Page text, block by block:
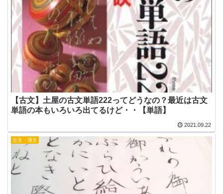
【古文】土屋の古文単語222ってどうなの？最近は古文
単語の本もいろいろ出てるけど・・【単語】
2021.09.22
古文・漢文